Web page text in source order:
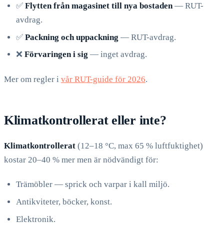
✅ Flytten från magasinet till nya bostaden — RUT-
avdrag.
✅ Packning och uppackning — RUT-avdrag.
❌ Förvaringen i sig — inget avdrag.
Mer om regler i vår RUT-guide för 2026.
Klimatkontrollerat eller inte?
Klimatkontrollerat (12–18 °C, max 65 % luftfuktighet)
kostar 20–40 % mer men är nödvändigt för:
Trämöbler — sprick och varpar i kall miljö.
Antikviteter, böcker, konst.
Elektronik.